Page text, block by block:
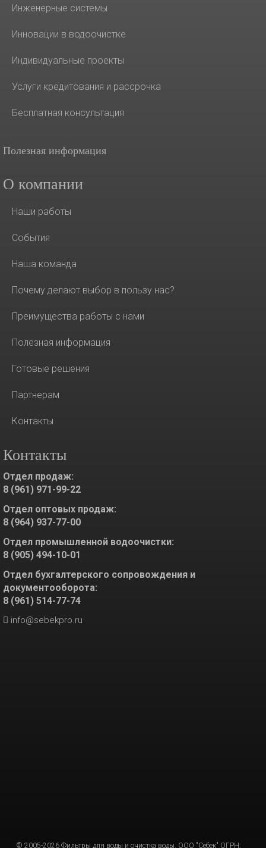
Инженерные системы
Инновации в водоочистке
Индивидуальные проекты
Услуги кредитования и рассрочка
Бесплатная консультация
Полезная информация
О компании
Наши работы
События
Наша команда
Почему делают выбор в пользу нас?
Преимущества работы с нами
Полезная информация
Готовые решения
Партнерам
Контакты
Контакты
Отдел продаж:
8 (961) 971-99-22
Отдел оптовых продаж:
8 (964) 937-77-00
Отдел промышленной водоочистки:
8 (905) 494-10-01
Отдел бухгалтерского сопровождения и
документооборота:
8 (961) 514-77-74
info@sebekpro.ru
© 2005-2026 Фильтры для воды и очистка воды. ООО "Себек" ОГРН: